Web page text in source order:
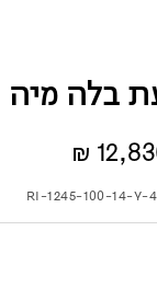
בלה מיה
RI-1245-100-14-Y-